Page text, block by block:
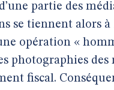
partie des
se tiennent alors à
opération «
photographies des
fiscal.